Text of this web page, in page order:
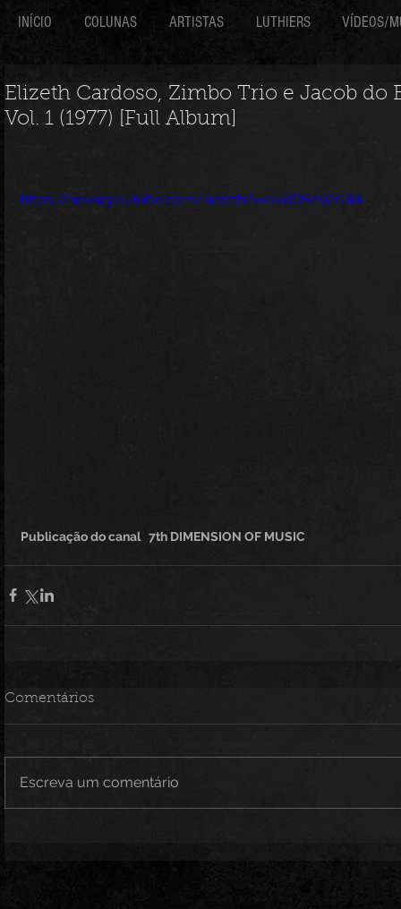
INÍCIO COLUNAS ARTISTAS LUTHIERS VÍDEOS/
Elizeth Cardoso, Zimbo Trio e Jacob do
Vol. 1 (1977) [Full Album]
https://www.youtube.com/watch?v=0v8DBzW1Gkk
Publicação do canal   7th DIMENSION OF MUSIC
Comentários
Escreva um comentário